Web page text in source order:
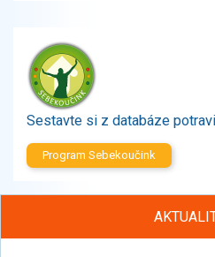
Ořechy, semena
Zelenina
Brambory, luštěniny, houby
Sladkosti, slané výrobky
Ochucovadla, přísady, sladidla
Proteinové výrobky, doplňky
Sestavte si z databáze
Program Sebekoučink